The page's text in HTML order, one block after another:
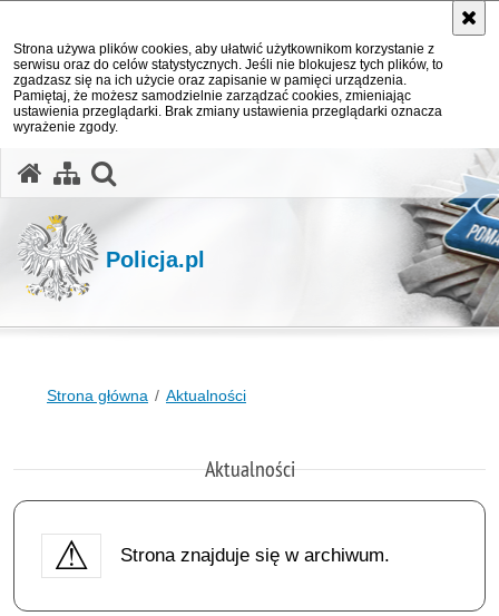
Strona używa plików cookies, aby ułatwić użytkownikom korzystanie z
serwisu oraz do celów statystycznych. Jeśli nie blokujesz tych plików, to
zgadzasz się na ich użycie oraz zapisanie w pamięci urządzenia.
Pamiętaj, że możesz samodzielnie zarządzać cookies, zmieniając
ustawienia przeglądarki. Brak zmiany ustawienia przeglądarki oznacza
wyrażenie zgody.
Policja.pl
Strona główna Aktualności
Aktualności
Strona znajduje się w archiwum.